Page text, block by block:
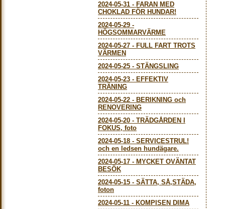
2024-05-31 - FARAN MED
CHOKLAD FÖR HUNDAR!
2024-05-29 -
HÖGSOMMARVÄRME
2024-05-27 - FULL FART TROTS
VÄRMEN
2024-05-25 - STÄNGSLING
2024-05-23 - EFFEKTIV
TRÄNING
2024-05-22 - BERIKNING och
RENOVERING
2024-05-20 - TRÄDGÅRDEN I
FOKUS, foto
2024-05-18 - SERVICESTRUL!
och en ledsen hundägare.
2024-05-17 - MYCKET OVÄNTAT
BESÖK
2024-05-15 - SÄTTA, SÅ,STÄDA,
foton
2024-05-11 - KOMPISEN DIMA